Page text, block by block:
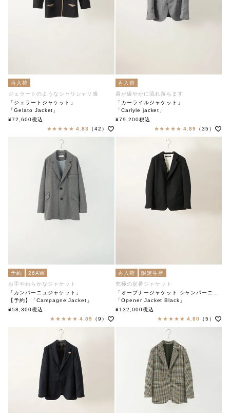
再入荷
ジェラートのようなシャリシャリ感
「ジェラートジャケット」
「Gelato Jacket」
soutiencollar（ステンカラー）
¥72,600税込
4.83
（42）
再入荷
肩が緩やかに流れ落ちます
「カーライルジャケット」
「Carlyle jacket」
soutiencollar（ステンカラー）
¥79,200税込
4.89
（35）
予約
26AW
お手やわらかなジャケット
「カンパーニュジャケット」
【予約】「Campagne Jacket」
soutiencollar（ステンカラー）
¥58,300税込
4.89
（9）
再入荷
限定生産
究極の定番ジャケット
「Opener Jacket Black」
soutiencollar
¥132,000税込
4.80
（5）